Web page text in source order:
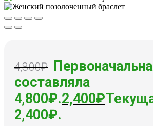
4,800₽
составляла
4,800₽.2,400₽
2,400₽.